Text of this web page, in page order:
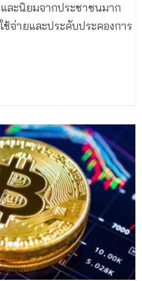
ละนิยมจากประชาชนมาก
จ่ายและประคับประคองการ